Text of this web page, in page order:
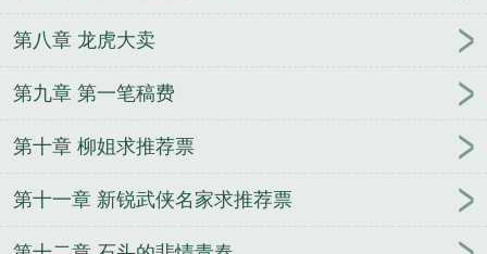
第八章 龙虎大卖
第九章 第一笔稿费
第十章 柳姐求推荐票
第十一章 新锐武侠名家求推荐票